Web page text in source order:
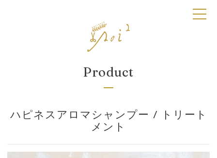
Product
ハピネスアロマシャンプー / トリート
メント